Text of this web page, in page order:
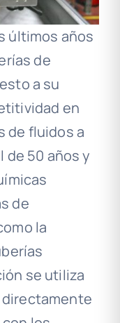
últimos años
de
a su
en
de fluidos a
de 50 años y
de
la
se utiliza